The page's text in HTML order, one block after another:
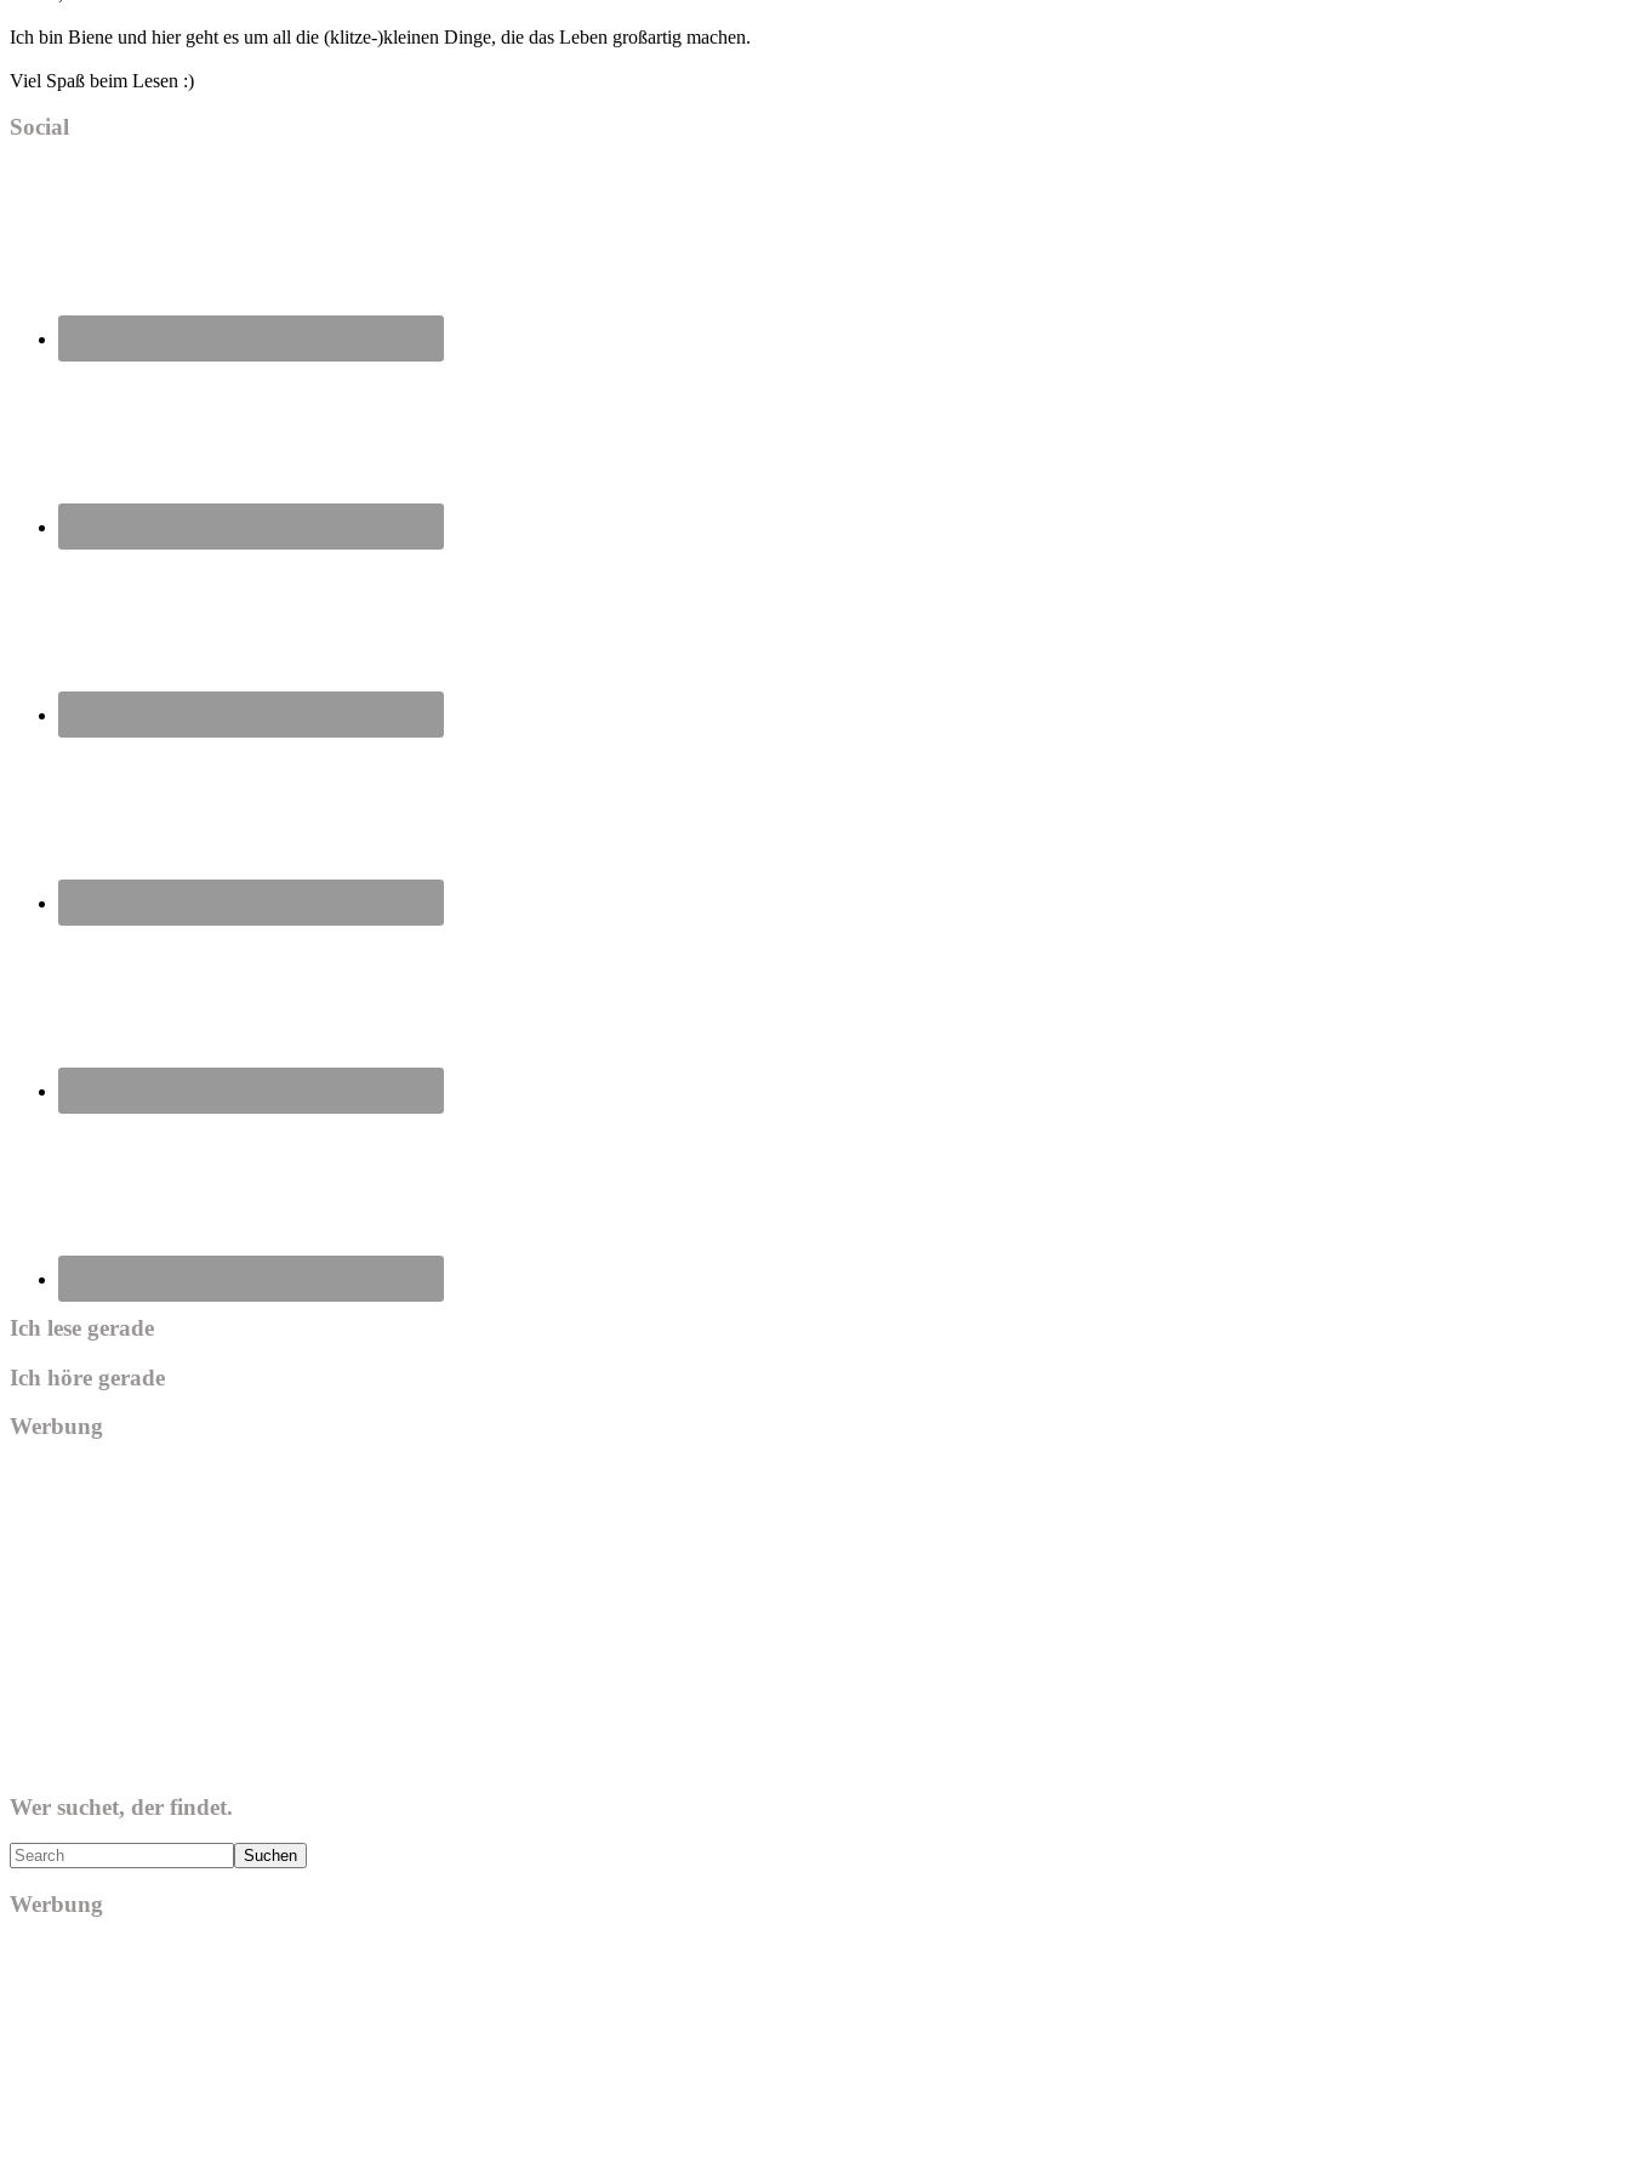
Sidebar
Ich bin Biene und hier geht es um all die (klitze-)kleinen Dinge, die das Leben großartig machen.
Viel Spaß beim Lesen :)
Social
Ich lese gerade
Ich höre gerade
Werbung
Wer suchet, der findet.
Search
Werbung